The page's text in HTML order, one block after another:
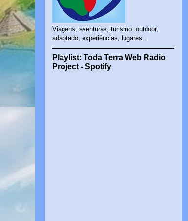
Viagens, aventuras, turismo: outdoor,
adaptado, experiências, lugares...
Playlist: Toda Terra Web Radio
Project - Spotify